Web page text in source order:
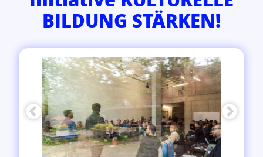
BILDUNG STÄRKEN!